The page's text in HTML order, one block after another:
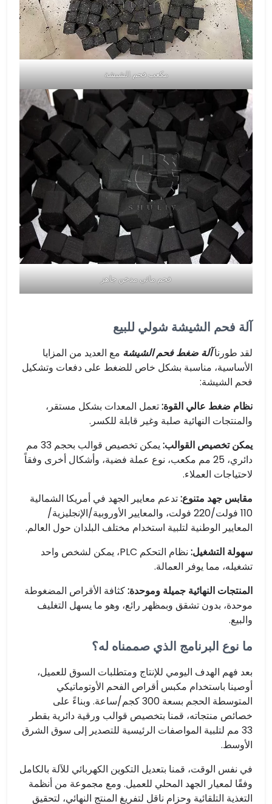
مكعب فحم الشيشة
فحم مائي مدخن جاهز
آلة فحم الشيشة شولي للبيع
لقد طورناآلة ضغط فحم الشيشة مع العديد من المزايا
الأساسية، مناسبة بشكل خاص للضغط على دفعات وتشكيل
فحم الشيشة:
نظام ضغط عالي القوة:تعمل المعدات بشكل مستقر،
والمنتجات النهائية صلبة وغير قابلة للكسر.
يمكن تخصيص القوالب:
يمكن تخصيص قوالب بحجم 33 مم
دائري، 25 مم مكعب، نوع عملة فضية، وأشكال أخرى وفقاً
لاحتياجات العملاء.
مقابس جهد متنوع:تدعم معايير الجهد في أمريكا الشمالية
110 فولت/220 فولت، والمعايير الأوروبية/الإنجليزية/
المعايير الوطنية لتلبية استخدام مختلف البلدان حول العالم.
سهولة التشغيل:
نظام التحكم PLC، يمكن لشخص واحد
تشغيله، مما يوفر العمالة.
المنتجات النهائية جميلة وموحدة:كثافة الأقراص المضغوطة
موحدة، بدون تشقق وبمظهر رائع، وهو ما يسهل التغليف
والبيع.
ما نوع البرنامج الذي صممناه له؟
بعد فهم الهدف اليومي للإنتاج ومتطلبات السوق للعميل،
أوصينا باستخدام مكبس أقراص الفحم الأوتوماتيكي
المتوسطة الحجم بسعة 300 كجم/ساعة. وبناءً على
خصائص منتجاته، قمنا بتخصيص قوالب ورقية دائرية بقطر
33 مم لتلبية المواصفات الرئيسية للتصدير إلى سوق الشرق
الأوسط.
في نفس الوقت، قمنا بتعديل التكوين الكهربائي للآلة بالكامل
وفقًا لمعيار الجهد المحلي للعميل. ومع مجموعة من أنظمة
التغذية التلقائية وحزام ناقل لتفريغ المنتج النهائي، لتحقيق